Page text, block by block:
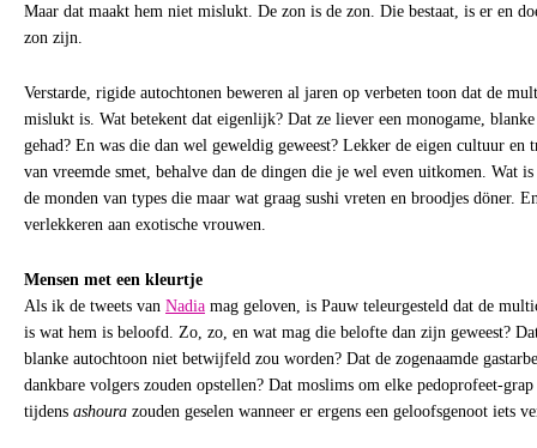
Maar dat maakt hem niet mislukt. De zon is de zon. Die bestaat, is er en
zon zijn.
Verstarde, rigide autochtonen beweren al jaren op verbeten toon dat de
mislukt is. Wat betekent dat eigenlijk? Dat ze liever een monogame,
gehad? En was die dan wel geweldig geweest? Lekker de eigen cultuur
van vreemde smet, behalve dan de dingen die je wel even uitkomen. Wat
de monden van types die maar wat graag sushi vreten en broodjes döner.
verlekkeren aan exotische vrouwen.
Mensen met een kleurtje
Als ik de tweets van Nadia mag geloven, is Pauw teleurgesteld dat de
is wat hem is beloofd. Zo, zo, en wat mag die belofte dan zijn geweest?
blanke autochtoon niet betwijfeld zou worden? Dat de zogenaamde
dankbare volgers zouden opstellen? Dat moslims om elke pedoprofeet-
tijdens ashoura zouden geselen wanneer er ergens een geloofsgenoot iets